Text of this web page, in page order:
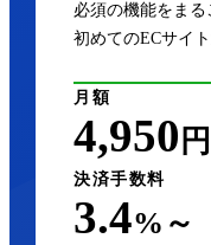
必須の機能をまる
初めてのECサイ
月額
4,950 円
決済手数料
3.4%～